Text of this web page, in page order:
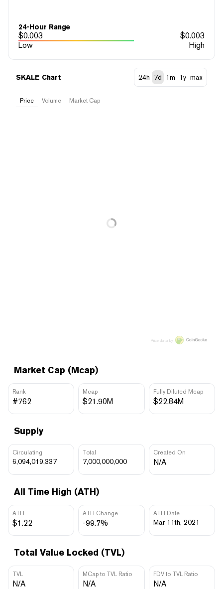
24-Hour Range
$0.003 $0.003
Low
High
Market Cap (Mcap)
Rank
#762
Mcap
$21.90M
Fully Diluted Mcap
$22.84M
Supply
Circulating
6,094,019,337
Total
7,000,000,000
Created On
N/A
All Time High (ATH)
ATH
$1.22
ATH Change
-99.7%
ATH Date
Mar 11th, 2021
Total Value Locked (TVL)
TVL
N/A
MCap to TVL Ratio
N/A
FDV to TVL Ratio
N/A
SKALE Chart 24h 7d 1m 1y max
Price Volume Market Cap
Price data by